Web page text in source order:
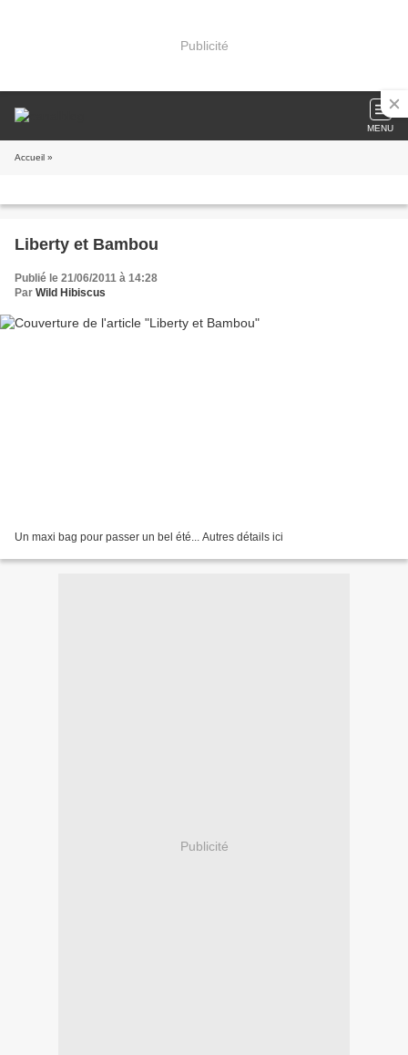
Publicité
MENU
Accueil »
Liberty et Bambou
Publié le 21/06/2011 à 14:28
Par Wild Hibiscus
Un maxi bag pour passer un bel été... Autres détails ici
Publicité